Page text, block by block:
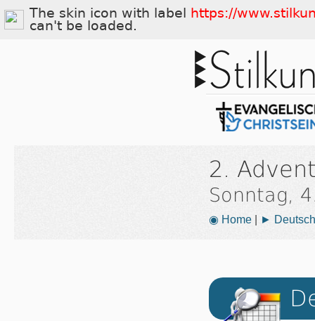
c vc
2.
Sonntag,
◉ Home| ►
The skin icon with label
https://
can't be loaded.